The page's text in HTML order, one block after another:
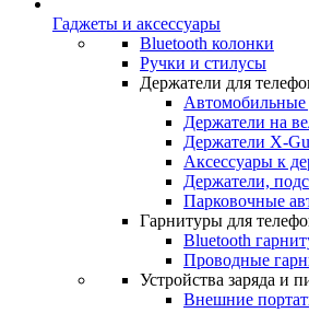
Гаджеты и аксессуары
Bluetooth колонки
Ручки и стилусы
Держатели для
Автомобильные
Держатели на
Держатели X-
Аксессуары к
Держатели,
Парковочные
Гарнитуры для
Bluetooth
Проводные
Устройства заряда и
Внешние